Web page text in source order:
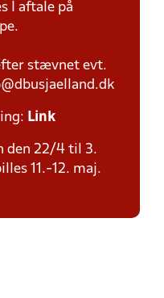
I aftale på
stævnet evt.
Link
den 22/4 til 3.
11.-12. maj.